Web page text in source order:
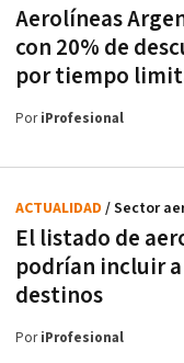
Aerolíneas
con 20% de
por tiempo
PoriProfesional
El listado de
podrían incluir
destinos
ACTUALIDAD / Sector
PoriProfesional